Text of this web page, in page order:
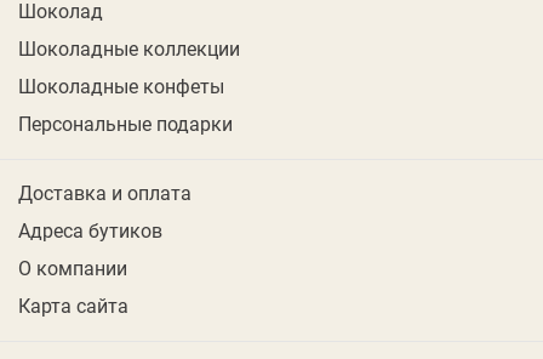
Шоколад
Шоколадные коллекции
Шоколадные конфеты
Персональные подарки
Доставка и оплата
Адреса бутиков
О компании
Карта сайта